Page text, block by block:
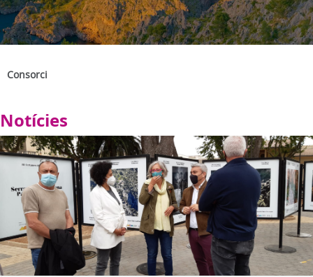
Consorci
Notícies